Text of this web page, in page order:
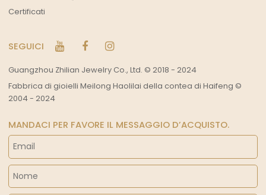
Certificati
SEGUICI
Guangzhou Zhilian Jewelry Co., Ltd. © 2018 - 2024
Fabbrica di gioielli Meilong Haolilai della contea di Haifeng ©
2004 - 2024
MANDACI PER FAVORE IL MESSAGGIO D’ACQUISTO.